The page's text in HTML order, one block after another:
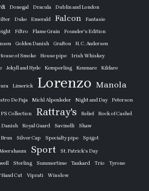
Donegal Dracula
Dublin and London
Duke Emerald Falcon
Fantasie
Filtro Flame Grain Founder's Edition
Golden Danish Grafton
H. C. Andersen
of Smoke House pipe Irish Whiskey
Jekyll and Hyde Kemperling Kenmare Kildare
Limerick Lorenzo Manola
De Paja Michl Alpenleder Night and Day Peterson
PS Collection Rattray's Relief
Rock of Cashel
Danish Royal Guard Savinelli
Shaw
Brun Silver Cap Specialty pipe Spigot
Sport
St. Patrick's Day
Sterling Summertime Tankard Trio
Tyrone
Hand Cut Viprati Winslow